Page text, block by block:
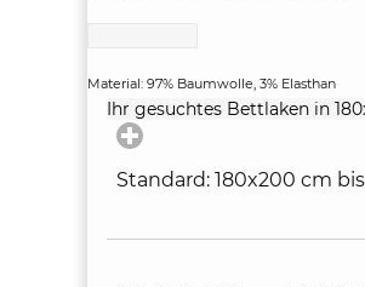
Material: 97% Baumwolle, 3% Elasthan
Ihr gesuchtes Bettlaken in
Standard: 180x200 cm